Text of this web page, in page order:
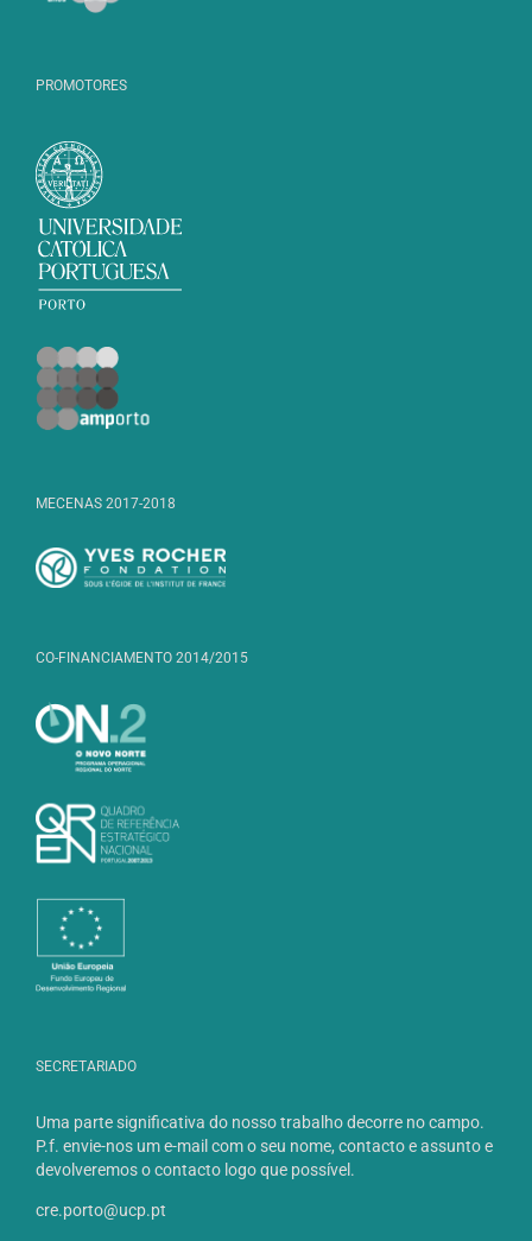
PROMOTORES
MECENAS 2017-2018
CO-FINANCIAMENTO 2014/2015
SECRETARIADO
Uma parte significativa do nosso trabalho decorre no campo.
P.f. envie-nos um e-mail com o seu nome, contacto e assunto e
devolveremos o contacto logo que possível.
cre.porto@ucp.pt